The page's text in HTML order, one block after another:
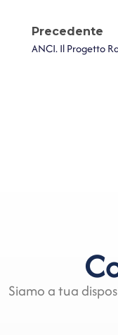
Precedente
Siamo a tua